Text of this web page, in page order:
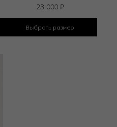
23 000 ₽
Выбрать размер